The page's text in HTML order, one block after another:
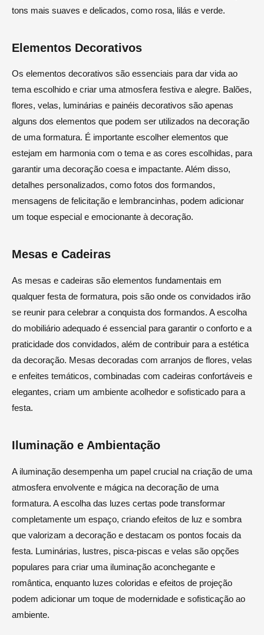
tons mais suaves e delicados, como rosa, lilás e verde.
Elementos Decorativos
Os elementos decorativos são essenciais para dar vida ao
tema escolhido e criar uma atmosfera festiva e alegre. Balões,
flores, velas, luminárias e painéis decorativos são apenas
alguns dos elementos que podem ser utilizados na decoração
de uma formatura. É importante escolher elementos que
estejam em harmonia com o tema e as cores escolhidas, para
garantir uma decoração coesa e impactante. Além disso,
detalhes personalizados, como fotos dos formandos,
mensagens de felicitação e lembrancinhas, podem adicionar
um toque especial e emocionante à decoração.
Mesas e Cadeiras
As mesas e cadeiras são elementos fundamentais em
qualquer festa de formatura, pois são onde os convidados irão
se reunir para celebrar a conquista dos formandos. A escolha
do mobiliário adequado é essencial para garantir o conforto e a
praticidade dos convidados, além de contribuir para a estética
da decoração. Mesas decoradas com arranjos de flores, velas
e enfeites temáticos, combinadas com cadeiras confortáveis e
elegantes, criam um ambiente acolhedor e sofisticado para a
festa.
Iluminação e Ambientação
A iluminação desempenha um papel crucial na criação de uma
atmosfera envolvente e mágica na decoração de uma
formatura. A escolha das luzes certas pode transformar
completamente um espaço, criando efeitos de luz e sombra
que valorizam a decoração e destacam os pontos focais da
festa. Luminárias, lustres, pisca-piscas e velas são opções
populares para criar uma iluminação aconchegante e
romântica, enquanto luzes coloridas e efeitos de projeção
podem adicionar um toque de modernidade e sofisticação ao
ambiente.